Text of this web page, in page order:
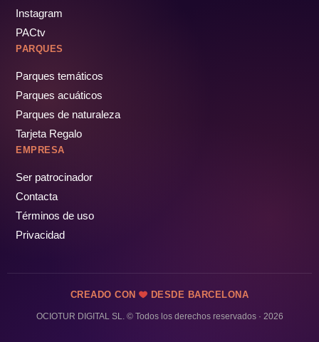
Instagram
PACtv
PARQUES
Parques temáticos
Parques acuáticos
Parques de naturaleza
Tarjeta Regalo
EMPRESA
Ser patrocinador
Contacta
Términos de uso
Privacidad
CREADO CON DESDE BARCELONA
OCIOTUR DIGITAL SL. © Todos los derechos reservados · 2026